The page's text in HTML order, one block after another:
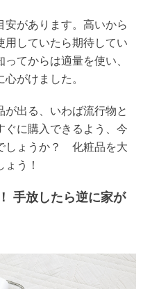
安があります。高いから
用していたら期待してい
てからは適量を使い、
がけました。
出る、いわば流行物と
ぐに購入できるよう、今
しょうか？ 化粧品を大
う！
手放したら逆に家が